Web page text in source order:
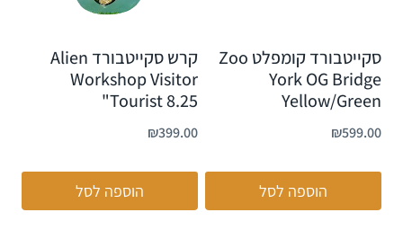
סקייטבורד קומפלט Zoo
York OG Bridge
Yellow/Green
₪599.00
הוספה לסל
קרש סקייטבורד Alien
Workshop Visitor
Tourist 8.25"
₪399.00
הוספה לסל